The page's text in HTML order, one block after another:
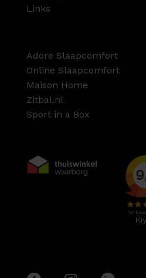
Links
Adore Slaapcomfort
Online Slaapcomfort
Maison Home
Zitbal.nl
Sport in a Box